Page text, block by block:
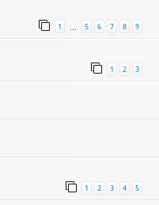
1 … 5 6 7 8 9
1 2 3
1 2 3 4 5